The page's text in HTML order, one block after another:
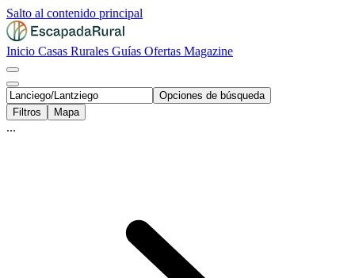
Salto al contenido principal
Inicio Casas Rurales Guías Ofertas Magazine
Opciones de búsqueda
Filtros
Mapa
...